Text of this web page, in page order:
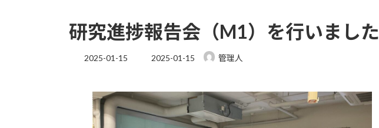
研究進捗報告会（M1）を行いました
2025-01-15
最
新
日
時
2025-01-15 管理人